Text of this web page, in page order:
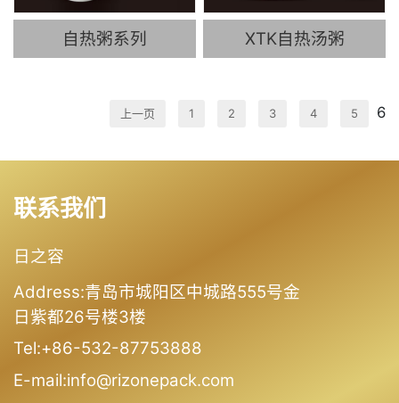
自热粥系列 XTK自热汤粥
上一页 1 2 3 4 5 6
联系我们
日之容
Address:青岛市城阳区中城路555号金
日紫都26号楼3楼
Tel:+86-532-87753888
E-mail:info@rizonepack.com